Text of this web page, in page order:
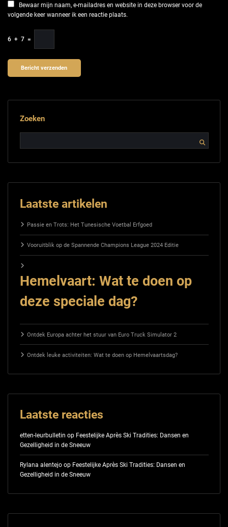
Bewaar mijn naam, e-mailadres en website in deze browser voor de
volgende keer wanneer ik een reactie plaats.
6 + 7 =
Zoeken
Laatste artikelen
Passie en Trots: Het Tunesische Voetbal Erfgoed
Vooruitblik op de Spannende Champions League 2024 Editie
Hemelvaart: Wat te doen op
deze speciale dag?
Ontdek Europa achter het stuur van Euro Truck Simulator 2
Ontdek leuke activiteiten: Wat te doen op Hemelvaartsdag?
Laatste reacties
etten-leurbulletin op Feestelijke Après Ski Tradities: Dansen en
Gezelligheid in de Sneeuw
Rylana alentejoop Feestelijke Après Ski Tradities: Dansen en
Gezelligheid in de Sneeuw